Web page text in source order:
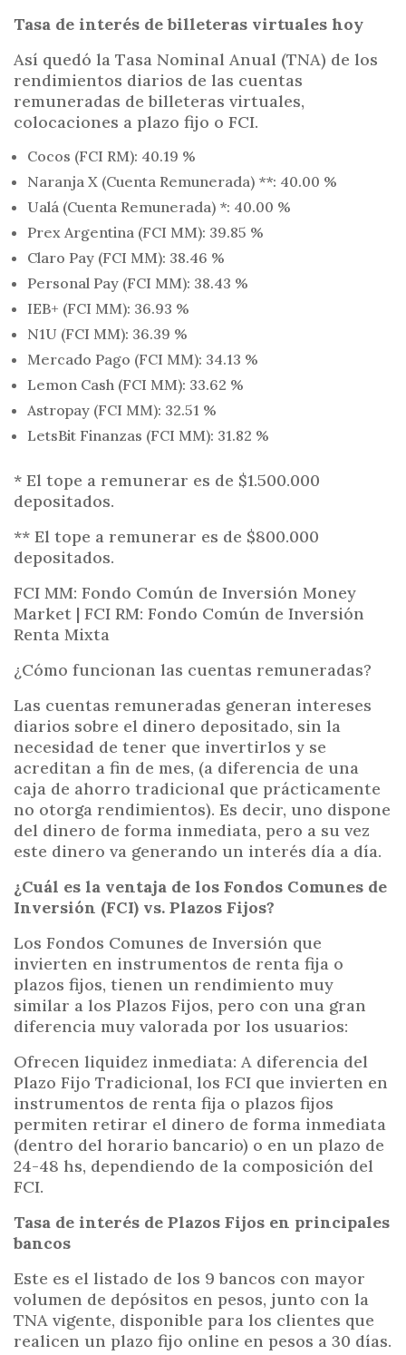
Tasa de interés de billeteras virtuales hoy
Así quedó la Tasa Nominal Anual (TNA) de los
rendimientos diarios de las cuentas
remuneradas de billeteras virtuales,
colocaciones a plazo fijo o FCI.
Cocos (FCI RM): 40.19 %
Naranja X (Cuenta Remunerada) **: 40.00 %
Ualá (Cuenta Remunerada) *: 40.00 %
Prex Argentina (FCI MM): 39.85 %
Claro Pay (FCI MM): 38.46 %
Personal Pay (FCI MM): 38.43 %
IEB+ (FCI MM): 36.93 %
N1U (FCI MM): 36.39 %
Mercado Pago (FCI MM): 34.13 %
Lemon Cash (FCI MM): 33.62 %
Astropay (FCI MM): 32.51 %
LetsBit Finanzas (FCI MM): 31.82 %
* El tope a remunerar es de $1.500.000
depositados.
** El tope a remunerar es de $800.000
depositados.
FCI MM: Fondo Común de Inversión Money
Market | FCI RM: Fondo Común de Inversión
Renta Mixta
¿Cómo funcionan las cuentas remuneradas?
Las cuentas remuneradas generan intereses
diarios sobre el dinero depositado, sin la
necesidad de tener que invertirlos y se
acreditan a fin de mes, (a diferencia de una
caja de ahorro tradicional que prácticamente
no otorga rendimientos). Es decir, uno dispone
del dinero de forma inmediata, pero a su vez
este dinero va generando un interés día a día.
¿Cuál es la ventaja de los Fondos Comunes de
Inversión (FCI) vs. Plazos Fijos?
Los Fondos Comunes de Inversión que
invierten en instrumentos de renta fija o
plazos fijos, tienen un rendimiento muy
similar a los Plazos Fijos, pero con una gran
diferencia muy valorada por los usuarios:
Ofrecen liquidez inmediata: A diferencia del
Plazo Fijo Tradicional, los FCI que invierten en
instrumentos de renta fija o plazos fijos
permiten retirar el dinero de forma inmediata
(dentro del horario bancario) o en un plazo de
24-48 hs, dependiendo de la composición del
FCI.
Tasa de interés de Plazos Fijos en principales
bancos
Este es el listado de los 9 bancos con mayor
volumen de depósitos en pesos, junto con la
TNA vigente, disponible para los clientes que
realicen un plazo fijo online en pesos a 30 días.